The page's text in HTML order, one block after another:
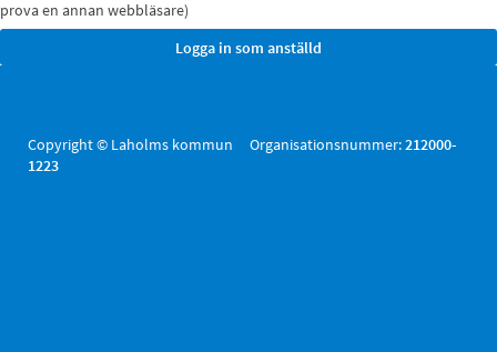
prova en annan webbläsare)
Copyright © Laholms kommun Organisationsnummer:212000-
1223